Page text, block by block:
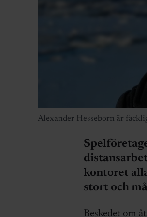
Alexander Hesseborn är
kontoret
stort och
Beskedet om